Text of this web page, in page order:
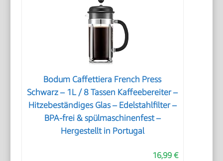
Bodum Caffettiera French Press
Schwarz – 1L / 8 Tassen Kaffeebereiter –
Hitzebeständiges Glas – Edelstahlfilter –
BPA-frei & spülmaschinenfest –
Hergestellt in Portugal
16,99 €